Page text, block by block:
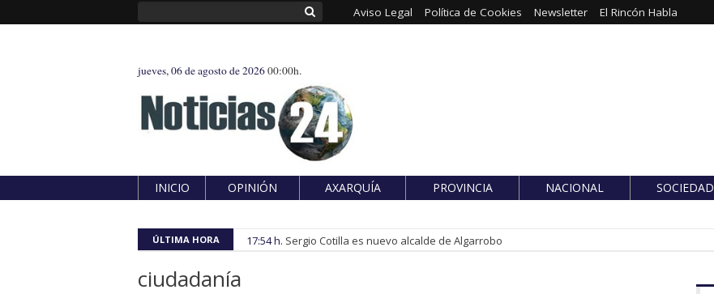
Aviso Legal Política de Cookies Newsletter El Rincón Habla
jueves, 06 de agosto de 202600:00h.
INICIO OPINIÓN AXARQUÍA PROVINCIA NACIONAL SOCIEDAD
ÚLTIMA HORA 17:54 h. Sergio Cotilla es nuevo alcalde de Algarrobo
ciudadanía